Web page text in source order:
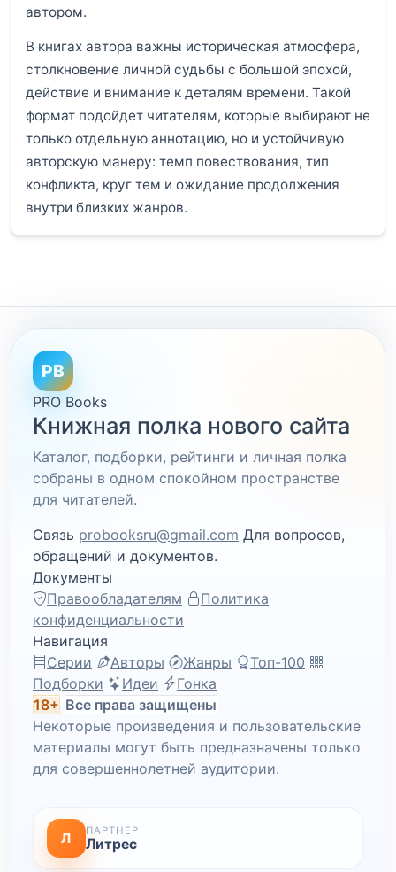
автором.
В книгах автора важны историческая атмосфера,
столкновение личной судьбы с большой эпохой,
действие и внимание к деталям времени. Такой
формат подойдет читателям, которые выбирают не
только отдельную аннотацию, но и устойчивую
авторскую манеру: темп повествования, тип
конфликта, круг тем и ожидание продолжения
внутри близких жанров.
PB
PRO Books
Книжная полка нового сайта
Каталог, подборки, рейтинги и личная полка
собраны в одном спокойном пространстве
для читателей.
Связь probooksru@gmail.com Для вопросов,
обращений и документов.
Документы
Правообладателям
Политика
конфиденциальности
Навигация
Серии
Авторы Жанры
Топ-100
Подборки
Идеи
Гонка
18+ Все права защищены
Некоторые произведения и пользовательские
материалы могут быть предназначены только
для совершеннолетней аудитории.
Л ПАРТНЕР
Литрес